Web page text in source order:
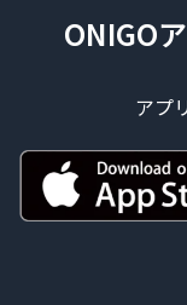
ONIGO
アプ